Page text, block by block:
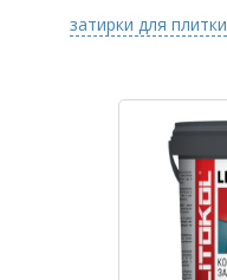
затирки для плитки